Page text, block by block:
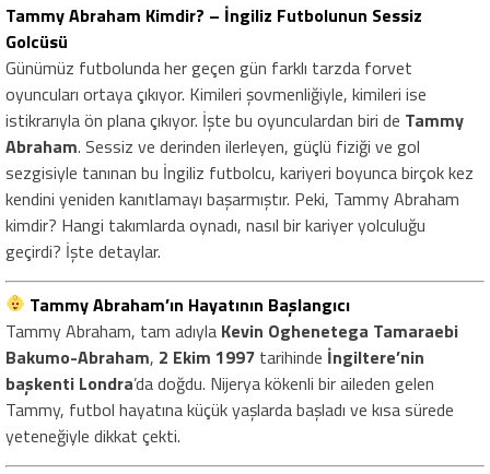
Tammy Abraham Kimdir? – İngiliz Futbolunun Sessiz
Golcüsü
Günümüz futbolunda her geçen gün farklı tarzda forvet
oyuncuları ortaya çıkıyor. Kimileri şovmenliğiyle, kimileri ise
istikrarıyla ön plana çıkıyor. İşte bu oyunculardan biri de Tammy
Abraham. Sessiz ve derinden ilerleyen, güçlü fiziği ve gol
sezgisiyle tanınan bu İngiliz futbolcu, kariyeri boyunca birçok kez
kendini yeniden kanıtlamayı başarmıştır. Peki, Tammy Abraham
kimdir? Hangi takımlarda oynadı, nasıl bir kariyer yolculuğu
geçirdi? İşte detaylar.
Tammy Abraham’ın Hayatının Başlangıcı
Tammy Abraham, tam adıyla Kevin Oghenetega Tamaraebi
Bakumo-Abraham, 2 Ekim 1997 tarihinde İngiltere’nin
başkenti Londra’da doğdu. Nijerya kökenli bir aileden gelen
Tammy, futbol hayatına küçük yaşlarda başladı ve kısa sürede
yeteneğiyle dikkat çekti.